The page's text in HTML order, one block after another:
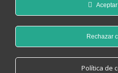
Consultor/
|
Rechazar
Política de